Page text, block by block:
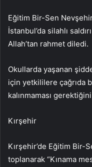
Eğitim Bir-Sen
İstanbul’da silahlı
Allah’tan rahmet diledi.
Okullarda yaşanan
için yetkililere çağrıda
kalınmaması
Kırşehir
Kırşehir’de Eğitim Bir-
toplanarak “Kınama